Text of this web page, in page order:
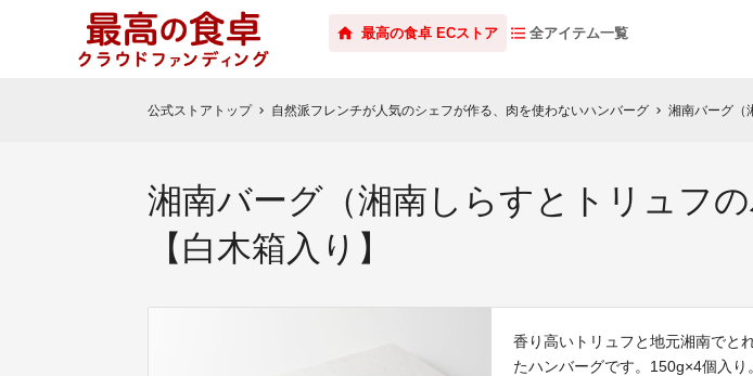
最高の食卓 ECストア 全アイテム一覧
公式ストアトップ chevron_right 自然派フレンチが人気のシェフが作る、肉を使わないハンバーグ chevron_right 湘南バーグ（
湘南バーグ（湘南しらすとトリュフ
【白木箱入り】
香り高いトリュフと地元湘南でと
たハンバーグです。150g×4個入り